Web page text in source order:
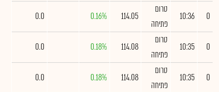
0
10:36
טרום
פתיחה
114.05
0.16%
0.0
0
10:35
טרום
פתיחה
114.08
0.18%
0.0
0
10:35
טרום
פתיחה
114.08
0.18%
0.0